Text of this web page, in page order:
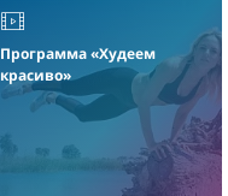
Программа «Худеем
красиво»